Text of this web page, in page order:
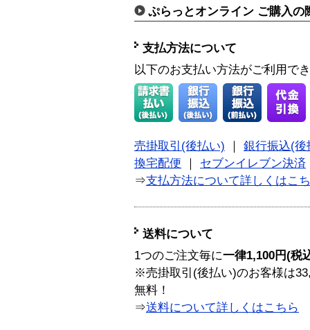
ぷらっとオンライン ご購入の
支払方法について
以下のお支払い方法がご利用で
売掛取引(後払い)
銀行振込(後
換宅配便
セブンイレブン決済
⇒支払方法について詳しくはこ
送料について
1つのご注文毎に一律1,100円(税
※売掛取引(後払い)のお客様は
無料！
⇒送料について詳しくはこちら